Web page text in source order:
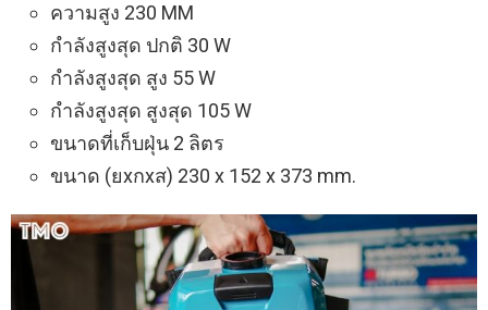
ความสูง 230 MM
กำลังสูงสุด ปกติ 30 W
กำลังสูงสุด สูง 55 W
กำลังสูงสุด สูงสุด 105 W
ขนาดที่เก็บฝุ่น 2 ลิตร
ขนาด (ยxกxส) 230 x 152 x 373 mm.